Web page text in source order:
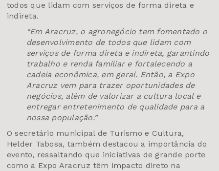
todos que lidam com serviços de forma direta e
indireta.
“Em Aracruz, o agronegócio tem fomentado o
desenvolvimento de todos que lidam com
serviços de forma direta e indireta, garantindo
trabalho e renda familiar e fortalecendo a
cadeia econômica, em geral. Então, a Expo
Aracruz vem para trazer oportunidades de
negócios, além de valorizar a cultura local e
entregar entretenimento de qualidade para a
nossa população.”
O secretário municipal de Turismo e Cultura,
Helder Tabosa, também destacou a importância do
evento, ressaltando que iniciativas de grande porte
como a Expo Aracruz têm impacto direto na